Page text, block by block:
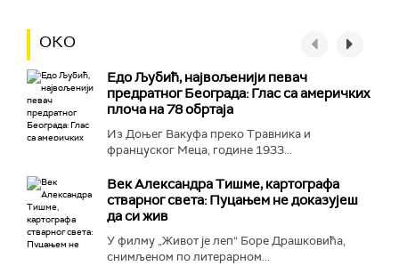
ОКО
Едо Љубић, највољенији певач
предратног Београда: Глас са америчких
плоча на 78 обртаја
Из Доњег Вакуфа преко Травника и
француског Меца, године 1933...
Век Александра Тишме, картографа
стварног света: Пуцањем не доказујеш
да си жив
У филму „Живот је леп“ Боре Драшковића,
снимљеном по литерарном...